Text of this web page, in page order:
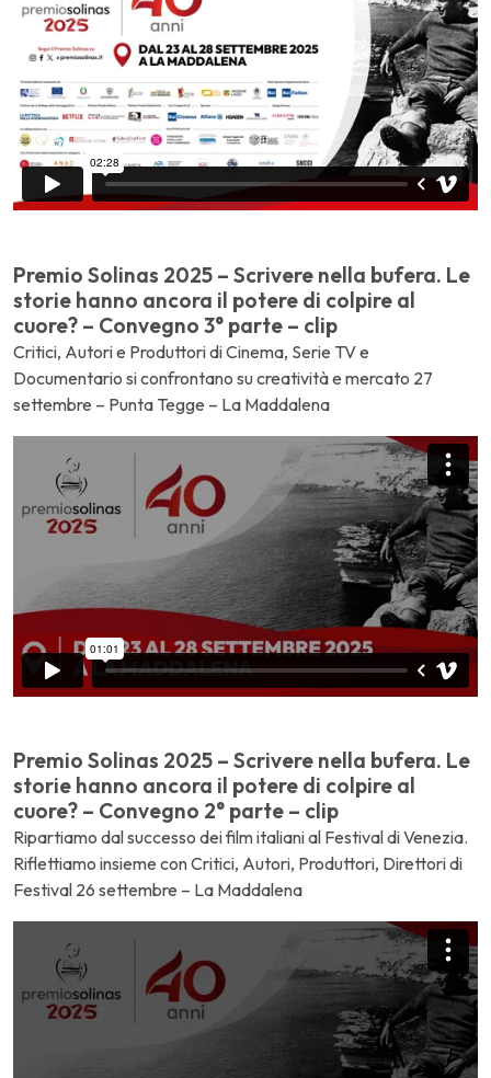
Premio Solinas 2025 – Scrivere nella bufera. Le
storie hanno ancora il potere di colpire al
cuore? – Convegno 3° parte – clip
Critici, Autori e Produttori di Cinema, Serie TV e
Documentario si confrontano su creatività e mercato 27
settembre – Punta Tegge – La Maddalena
Premio Solinas 2025 – Scrivere nella bufera. Le
storie hanno ancora il potere di colpire al
cuore? – Convegno 2° parte – clip
Ripartiamo dal successo dei film italiani al Festival di Venezia.
Riflettiamo insieme con Critici, Autori, Produttori, Direttori di
Festival 26 settembre – La Maddalena